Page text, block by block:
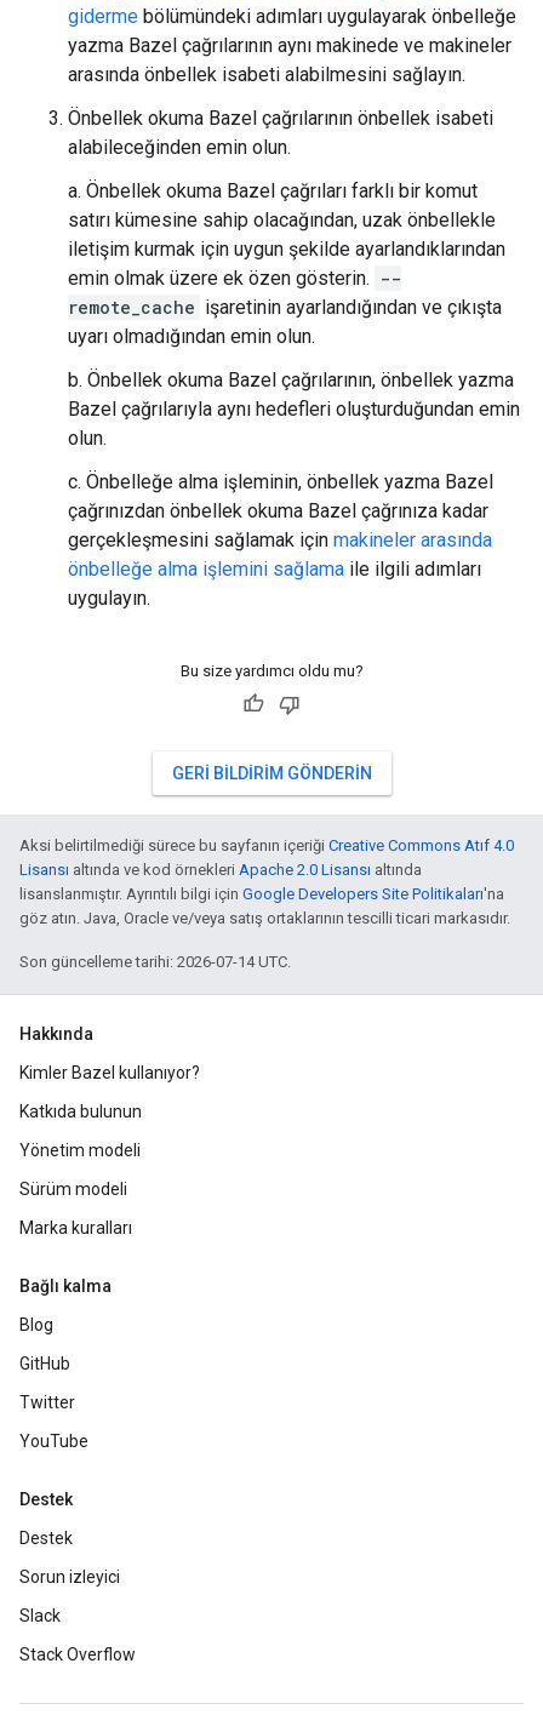
giderme bölümündeki adımları uygulayarak önbelleğe
yazma Bazel çağrılarının aynı makinede ve makineler
arasında önbellek isabeti alabilmesini sağlayın.
Önbellek okuma Bazel çağrılarının önbellek isabeti
alabileceğinden emin olun.
a. Önbellek okuma Bazel çağrıları farklı bir komut
satırı kümesine sahip olacağından, uzak önbellekle
iletişim kurmak için uygun şekilde ayarlandıklarından
emin olmak üzere ek özen gösterin. --
remote_cache işaretinin ayarlandığından ve çıkışta
uyarı olmadığından emin olun.
b. Önbellek okuma Bazel çağrılarının, önbellek yazma
Bazel çağrılarıyla aynı hedefleri oluşturduğundan emin
olun.
c. Önbelleğe alma işleminin, önbellek yazma Bazel
çağrınızdan önbellek okuma Bazel çağrınıza kadar
gerçekleşmesini sağlamak için makineler arasında
önbelleğe alma işlemini sağlama ile ilgili adımları
uygulayın.
Bu size yardımcı oldu mu?
GERI BILDIRIM GÖNDERIN
Aksi belirtilmediği sürece bu sayfanın içeriği Creative Commons Atıf 4.0
Lisansı altında ve kod örnekleri Apache 2.0 Lisansı altında
lisanslanmıştır. Ayrıntılı bilgi için Google Developers Site Politikaları'na
göz atın. Java, Oracle ve/veya satış ortaklarının tescilli ticari markasıdır.
Son güncelleme tarihi: 2026-07-14 UTC.
Hakkında
Kimler Bazel kullanıyor?
Katkıda bulunun
Yönetim modeli
Sürüm modeli
Marka kuralları
Bağlı kalma
Blog
GitHub
Twitter
YouTube
Destek
Destek
Sorun izleyici
Slack
Stack Overflow